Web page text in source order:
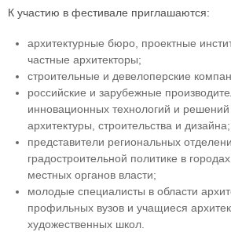
К участию в фестивале приглашаются:
архитектурные бюро, проектные
частные архитекторы;
строительные и девелоперские
российские и зарубежные
инновационных технологий и решений
архитектуры, строительства и дизайна;
представители региональных
градостроительной политике в
местных органов власти;
молодые специалисты в области
профильных вузов и учащиеся
художественных школ.